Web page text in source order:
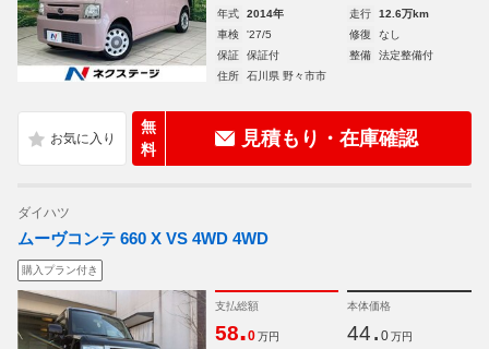
年式 2014年 走行
12.6万km
車検
'27/5 修復
なし
保証
保証付 整備
法定整備付
住所
石川県 野々市市
無
料
見積もり・在庫確認
ダイハツ
ムーヴコンテ 660 X VS 4WD 4WD
購入プラン付き
支払総額
58.0 万円
本体価格
44. 0 万円